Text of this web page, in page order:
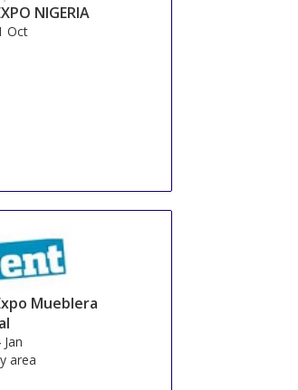
NIGERIA
Oct
Mueblera
Jan
area